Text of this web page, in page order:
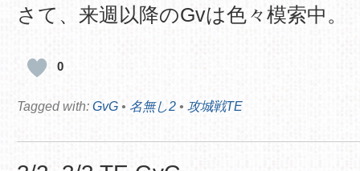
さて、来週以降のGvは色々模索中。
0
Tagged with: GvG • 名無し2 • 攻城戦TE